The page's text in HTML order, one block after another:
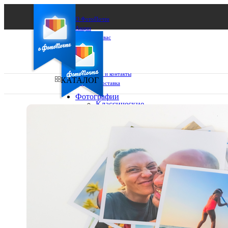
О ФотоПочте
Акции
Сделаем за вас
Бизнесу
FAQ
Франшиза
Поддержка и контакты
Оплата и доставка
Выберите из списка:
КАТАЛОГ
Фотографии
Классические
10х15
15х15
15х20
20х20
20х30
30х30
30х40
Фото
в